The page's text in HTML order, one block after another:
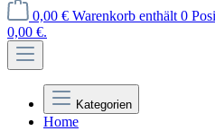
0,00 € Warenkorb enthält 0
0,00 €.
Kategorien
Home